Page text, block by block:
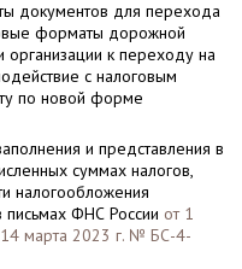
документов для перехода
форматы дорожной
организации к переходу на
с налоговым
по новой форме
и представления в
суммах налогов,
налогообложения
письмах ФНС России от 1
14 марта 2023 г. № БС-4-